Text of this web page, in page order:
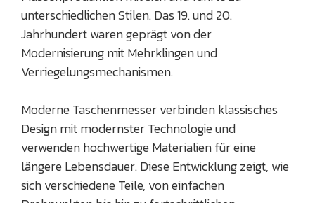
unterschiedlichen Stilen. Das 19. und 20.
Jahrhundert waren geprägt von der
Modernisierung mit Mehrklingen und
Verriegelungsmechanismen.
Moderne Taschenmesser verbinden klassisches
Design mit modernster Technologie und
verwenden hochwertige Materialien für eine
längere Lebensdauer. Diese Entwicklung zeigt, wie
sich verschiedene Teile, von einfachen